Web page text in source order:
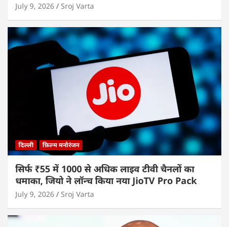
July 9, 2026 Sroj Varta
दिल्ली फ़िल्म मनोरंजन
सिर्फ ₹55 में 1000 से अधिक लाइव टीवी चैनलों का
धमाका, जियो ने लॉन्च किया नया JioTV Pro Pack
July 9, 2026 Sroj Varta